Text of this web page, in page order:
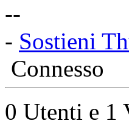
--
- Sostieni
Connesso
0 Utenti e 1